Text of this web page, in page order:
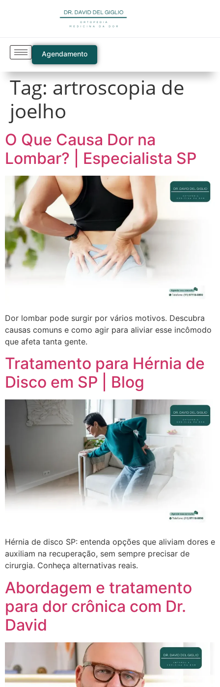
Agendamento
Tag:artroscopia de
joelho
O Que Causa Dor na
Lombar? | Especialista SP
Dor lombar pode surgir por vários motivos. Descubra
causas comuns e como agir para aliviar esse incômodo
que afeta tanta gente.
Tratamento para Hérnia de
Disco em SP | Blog
Hérnia de disco SP: entenda opções que aliviam dores e
auxiliam na recuperação, sem sempre precisar de
cirurgia. Conheça alternativas reais.
Abordagem e tratamento
para dor crônica com Dr.
David